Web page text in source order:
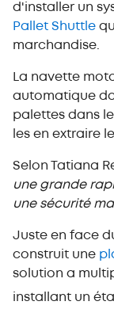
d'installer un
Pallet Shuttle
marchandise.
La navette
automatique
palettes dans
les en extraire
Selon Tatiana
une grande
une sécurité
Juste en face
construit une
solution a
installant un